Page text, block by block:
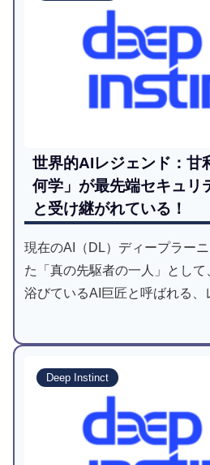
世界的AIレジェンド：甘
何学」が最先端セキュリ
と受け継がれている！
現在のAI（DL）ディープラー
た「真の先駆者の一人」とし
浴びているAI巨匠と呼ばれる、
Deep Instinct